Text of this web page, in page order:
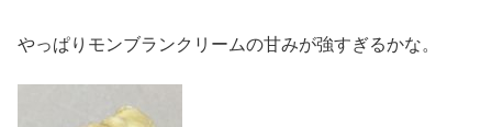
やっぱりモンブランクリームの甘みが強すぎるかな。